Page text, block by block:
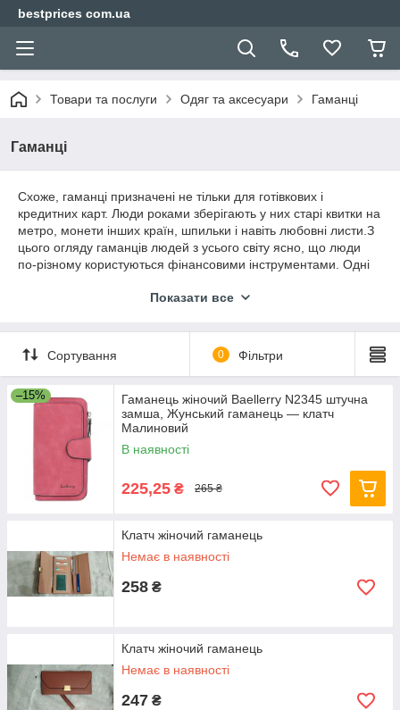
bestprices com.ua
Товари та послуги Одяг та аксесуари Гаманці
Гаманці
Схоже, гаманці призначені не тільки для готівкових і
кредитних карт. Люди роками зберігають у них старі квитки на
метро, монети інших країн, шпильки і навіть любовні листи.З
цього огляду гаманців людей з усього світу ясно, що люди
по-різному користуються фінансовими інструментами. Одні
готівку. Також в гаманцях можна зустріти предмети, що не
старі листи і навіть сережки.
Показати все
Сортування 0 Фільтри
–15%
Гаманець жіночий Baellerry N2345 штучна
замша, Жунський гаманець — клатч
Малиновий
В наявності
225,25 ₴ 265 ₴
Клатч жіночий гаманець
Немає в наявності
258 ₴
Клатч жіночий гаманець
Немає в наявності
247 ₴